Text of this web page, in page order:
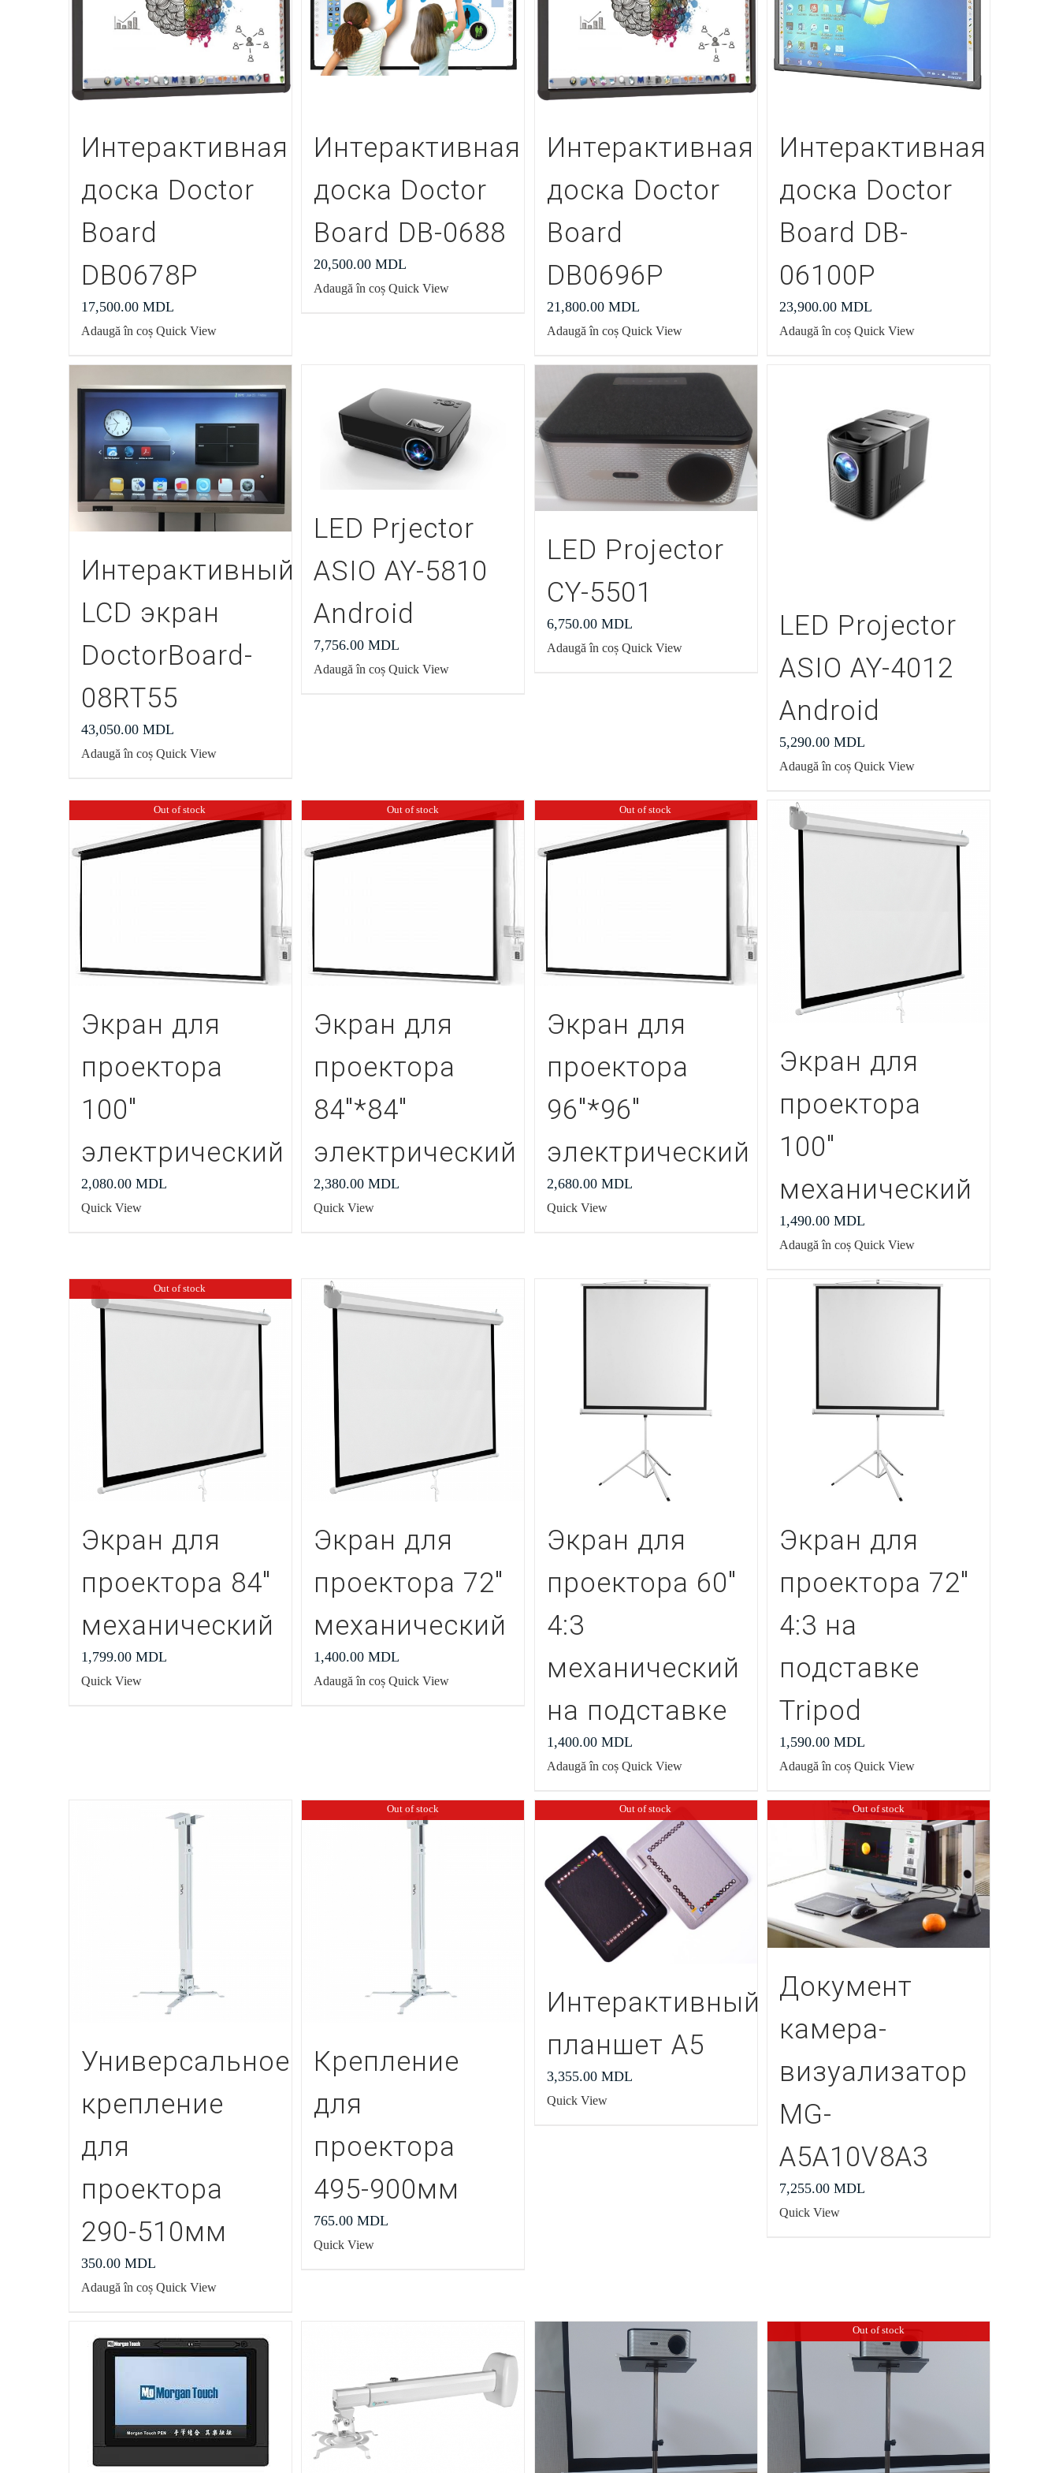
Интерактивная
доска Doctor
Board
DB0678P
17,500.00 MDL
Adaugă în coș Quick View
Интерактивная
доска Doctor
Board DB-0688
20,500.00MDL
Adaugă în coș Quick View
Интерактивная
доска Doctor
Board
DB0696P
21,800.00 MDL
Adaugă în coș Quick View
Интерактивная
доска Doctor
Board DB-
06100P
23,900.00MDL
Adaugă în coș Quick View
Интерактивный
LCD экран
DoctorBoard-
08RT55
43,050.00 MDL
Adaugă în coș Quick View
LED Prjector
ASIO AY-5810
Android
7,756.00MDL
Adaugă în coș Quick View
LED Projector
CY-5501
6,750.00 MDL
Adaugă în coș Quick View
LED Projector
ASIO AY-4012
Android
5,290.00MDL
Adaugă în coș Quick View
Out of stock
Экран для
проектора
100″
электрический
2,080.00 MDL
Quick View
Out of stock
Экран для
проектора
84″*84″
электрический
2,380.00MDL
Quick View
Out of stock
Экран для
проектора
96″*96″
электрический
2,680.00 MDL
Quick View
Экран для
проектора
100″
механический
1,490.00MDL
Adaugă în coș Quick View
Out of stock
Экран для
проектора 84″
механический
1,799.00 MDL
Quick View
Экран для
проектора 72″
механический
1,400.00MDL
Adaugă în coș Quick View
Экран для
проектора 60″
4:3
механический
на подставке
1,400.00 MDL
Adaugă în coș Quick View
Экран для
проектора 72″
4:3 на
подставке
Tripod
1,590.00MDL
Adaugă în coș Quick View
Универсальное
крепление
для
проектора
290-510мм
350.00 MDL
Adaugă în coș Quick View
Out of stock
Крепление
для
проектора
495-900мм
765.00MDL
Quick View
Out of stock
Интерактивный
планшет А5
3,355.00 MDL
Quick View
Out of stock
Документ
камера-
визуализатор
MG-
A5A10V8A3
7,255.00MDL
Quick View
Out of stock